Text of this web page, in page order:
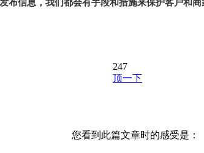
信息，我们都会有手段和措施来保护客户和商
247
顶一下
您看到此篇文章时的感受是：